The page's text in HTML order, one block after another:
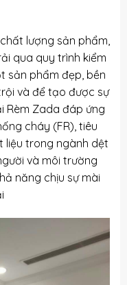
lượng sản phẩm,
qua quy trình kiểm
sản phẩm đẹp, bền
và để tạo được sự
Rèm Zada đáp ứng
cháy (FR), tiêu
liệu trong ngành dệt
và môi trường
năng chịu sự mài